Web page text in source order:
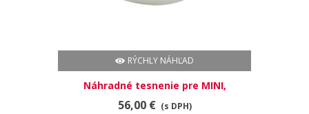
RÝCHLY NÁHĽAD
Náhradné tesnenie pre MINI,
MINIMAX, MEDIUM, SMALL
56,00 € (s DPH)